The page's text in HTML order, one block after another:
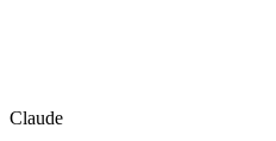
Claude